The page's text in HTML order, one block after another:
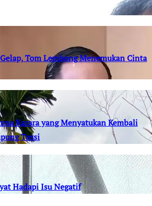
Tom Lembong Menemukan Cinta
Karara yang Menyatukan Kembali
Tossi
Hadapi Isu Negatif